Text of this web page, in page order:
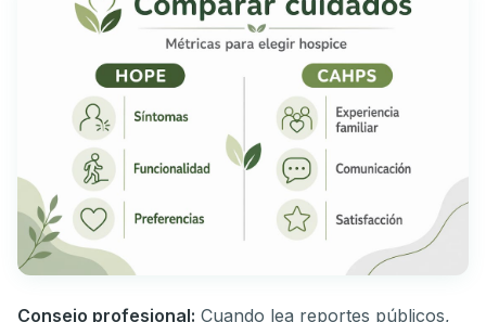
Consejo profesional: Cuando lea reportes públicos,